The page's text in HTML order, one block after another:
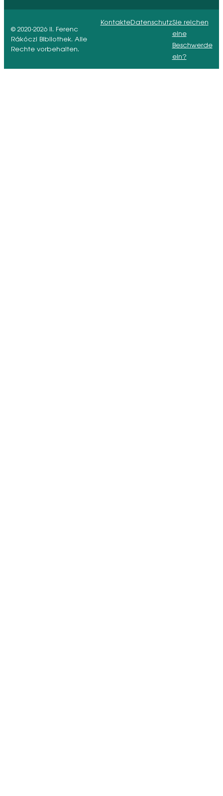
© 2020-2026 II. Ferenc
Rákóczi Bibliothek. Alle
Rechte vorbehalten.
KontakteDatenschutzSie reichen
eine
Beschwerde
ein?